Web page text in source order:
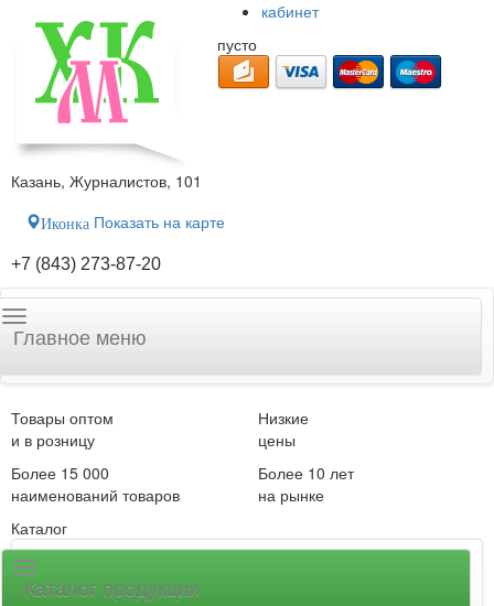
кабинет
пусто
Казань, Журналистов, 101
Иконка Показать на карте
+7 (843) 273-87-20
Главное меню
Товары оптом
и в розницу
Низкие
цены
Более 15 000
наименований товаров
Более 10 лет
на рынке
Каталог
Каталог продукции